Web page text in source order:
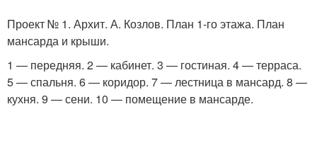
Проект № 1. Архит. А. Козлов. План 1-го этажа. План
мансарда и крыши.
1 — передняя. 2 — кабинет. 3 — гостиная. 4 — терраса.
5 — спальня. 6 — коридор. 7 — лестница в мансард. 8 —
кухня. 9 — сени. 10 — помещение в мансарде.